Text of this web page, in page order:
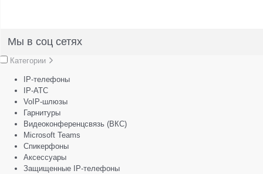
Мы в соц сетях
Категории
IP-телефоны
IP-АТС
VoIP-шлюзы
Гарнитуры
Видеоконференцсвязь (ВКС)
Microsoft Teams
Спикерфоны
Аксессуары
Защищенные IP-телефоны